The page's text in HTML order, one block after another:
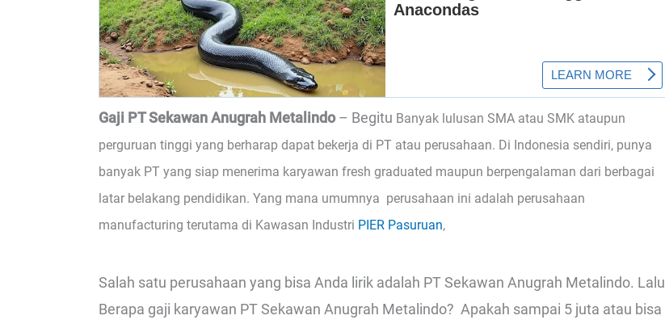
Gaji PT Sekawan Anugrah Metalindo– Begitu Banyak lulusan SMA atau SMK ataupun
perguruan tinggi yang berharap dapat bekerja di PT atau perusahaan. Di Indonesia sendiri, punya
banyak PT yang siap menerima karyawan fresh graduated maupun berpengalaman dari berbagai
latar belakang pendidikan. Yang mana umumnya perusahaan ini adalah perusahaan
manufacturing terutama di Kawasan Industri PIER Pasuruan,
Salah satu perusahaan yang bisa Anda lirik adalah PT Sekawan Anugrah Metalindo. Lalu
Berapa gaji karyawan PT Sekawan Anugrah Metalindo? Apakah sampai 5 juta atau bisa